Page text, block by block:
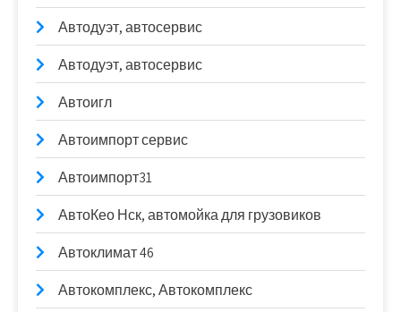
Автодуэт, автосервис
Автодуэт, автосервис
Автоигл
Автоимпорт сервис
Автоимпорт31
АвтоКео Нск, автомойка для грузовиков
Автоклимат 46
Автокомплекс, Автокомплекс